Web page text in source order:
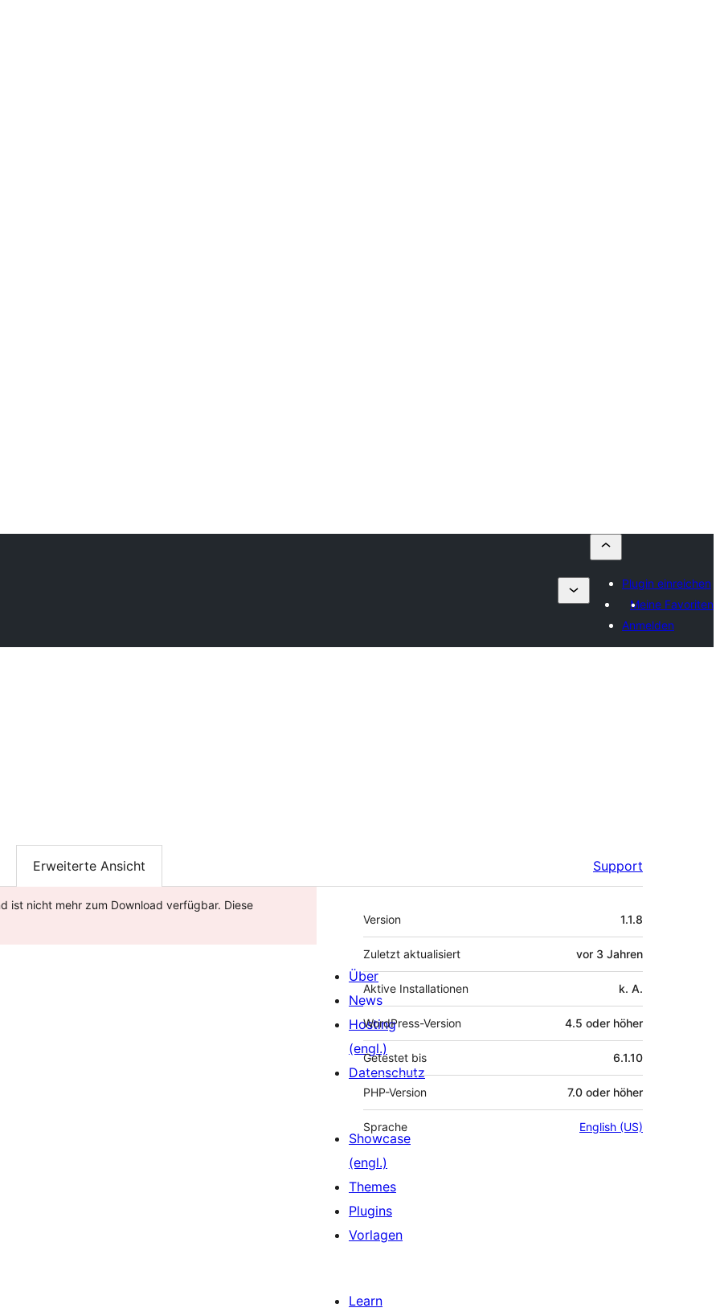
Plugin einreichen
Meine Favoriten
Anmelden
Erweiterte Ansicht Support
ist nicht mehr zum Download verfügbar. Diese
Meta
Version 1.1.8
Zuletzt aktualisiert vor 3 Jahren
Aktive Installationen k. A.
WordPress-Version 4.5 oder höher
Getestet bis 6.1.10
PHP-Version 7.0 oder höher
Sprache English (US)
Über
News
Hosting
(engl.)
Datenschutz
Showcase
(engl.)
Themes
Plugins
Vorlagen
Learn